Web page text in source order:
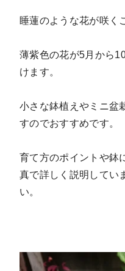
睡蓮のような花が咲く
薄紫色の花が5月から
けます。
小さな鉢植えやミニ盆
すのでおすすめです。
育て方のポイントや鉢
真で詳しく説明してい
い。